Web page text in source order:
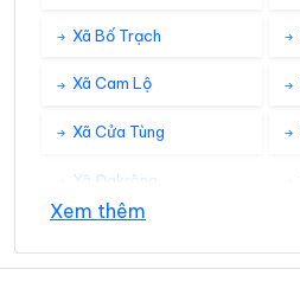
Xã Bố Trạch
Xã Cam Lộ
Xã Cửa Tùng
Xã Đakrông
Xem thêm